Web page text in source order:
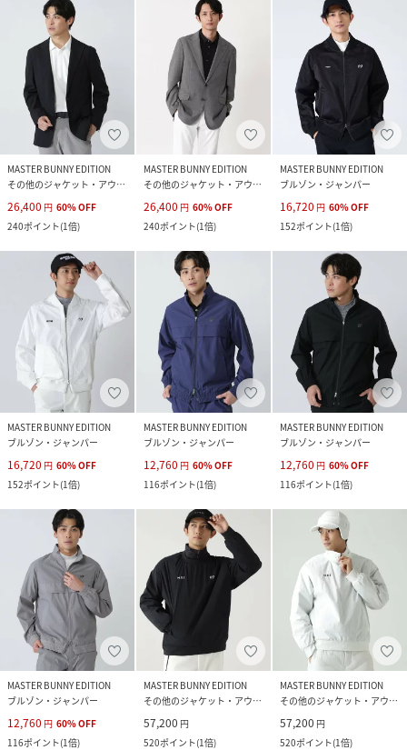
MASTER BUNNY EDITION
その他のジャケット・アウター
26,400 円 60%OFF
240ポイント(1倍)
MASTER BUNNY EDITION
その他のジャケット・アウター
26,400 円 60%OFF
240ポイント(1倍)
MASTER BUNNY EDITION
ブルゾン・ジャンパー
16,720 円 60%OFF
152ポイント(1倍)
MASTER BUNNY EDITION
ブルゾン・ジャンパー
16,720 円 60%OFF
152ポイント(1倍)
MASTER BUNNY EDITION
ブルゾン・ジャンパー
12,760 円 60%OFF
116ポイント(1倍)
MASTER BUNNY EDITION
ブルゾン・ジャンパー
12,760 円 60%OFF
116ポイント(1倍)
MASTER BUNNY EDITION
ブルゾン・ジャンパー
12,760 円 60%OFF
116ポイント(1倍)
MASTER BUNNY EDITION
その他のジャケット・アウター
57,200 円
520ポイント(1倍)
MASTER BUNNY EDITION
その他のジャケット・アウター
57,200 円
520ポイント(1倍)